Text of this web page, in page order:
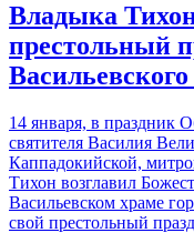
Владыка
престольный
14 января, в праздник
святителя Василия
Каппадокийской,
Тихон возглавил
Васильевском храме
свой престольный